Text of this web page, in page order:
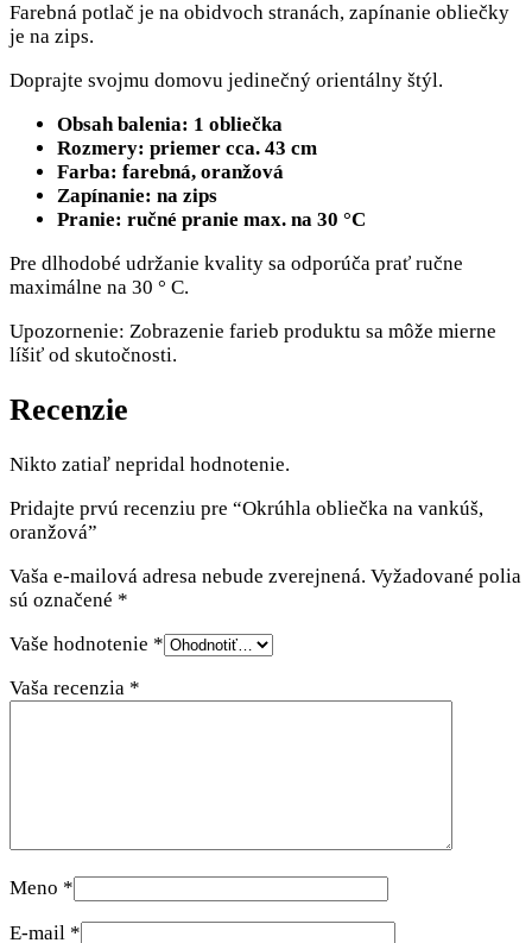
Farebná potlač je na obidvoch stranách, zapínanie obliečky
je na zips.
Doprajte svojmu domovu jedinečný orientálny štýl.
Obsah balenia: 1 obliečka
Rozmery: priemer cca. 43 cm
Farba: farebná, oranžová
Zapínanie: na zips
Pranie: ručné pranie max. na 30 °C
Pre dlhodobé udržanie kvality sa odporúča prať ručne
maximálne na 30 ° C.
Upozornenie: Zobrazenie farieb produktu sa môže mierne
líšiť od skutočnosti.
Recenzie
Nikto zatiaľ nepridal hodnotenie.
Pridajte prvú recenziu pre “Okrúhla obliečka na vankúš,
oranžová”
Vaša e-mailová adresa nebude zverejnená. Vyžadované polia
sú označené *
Vaše hodnotenie *
Vaša recenzia *
Meno *
E-mail *